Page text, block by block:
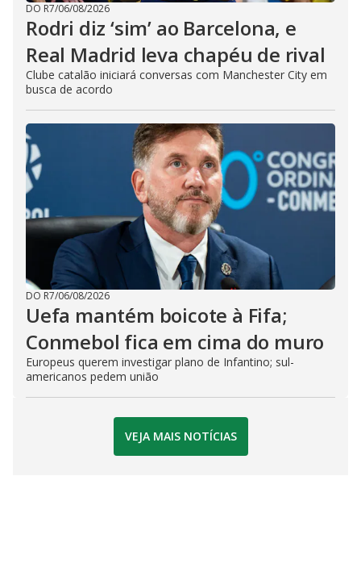
DO R7/06/08/2026
Rodri diz ‘sim’ ao Barcelona, e
Real Madrid leva chapéu de rival
Clube catalão iniciará conversas com Manchester City em
busca de acordo
DO R7/06/08/2026
Uefa mantém boicote à Fifa;
Conmebol fica em cima do muro
Europeus querem investigar plano de Infantino; sul-
americanos pedem união
VEJA MAIS NOTÍCIAS